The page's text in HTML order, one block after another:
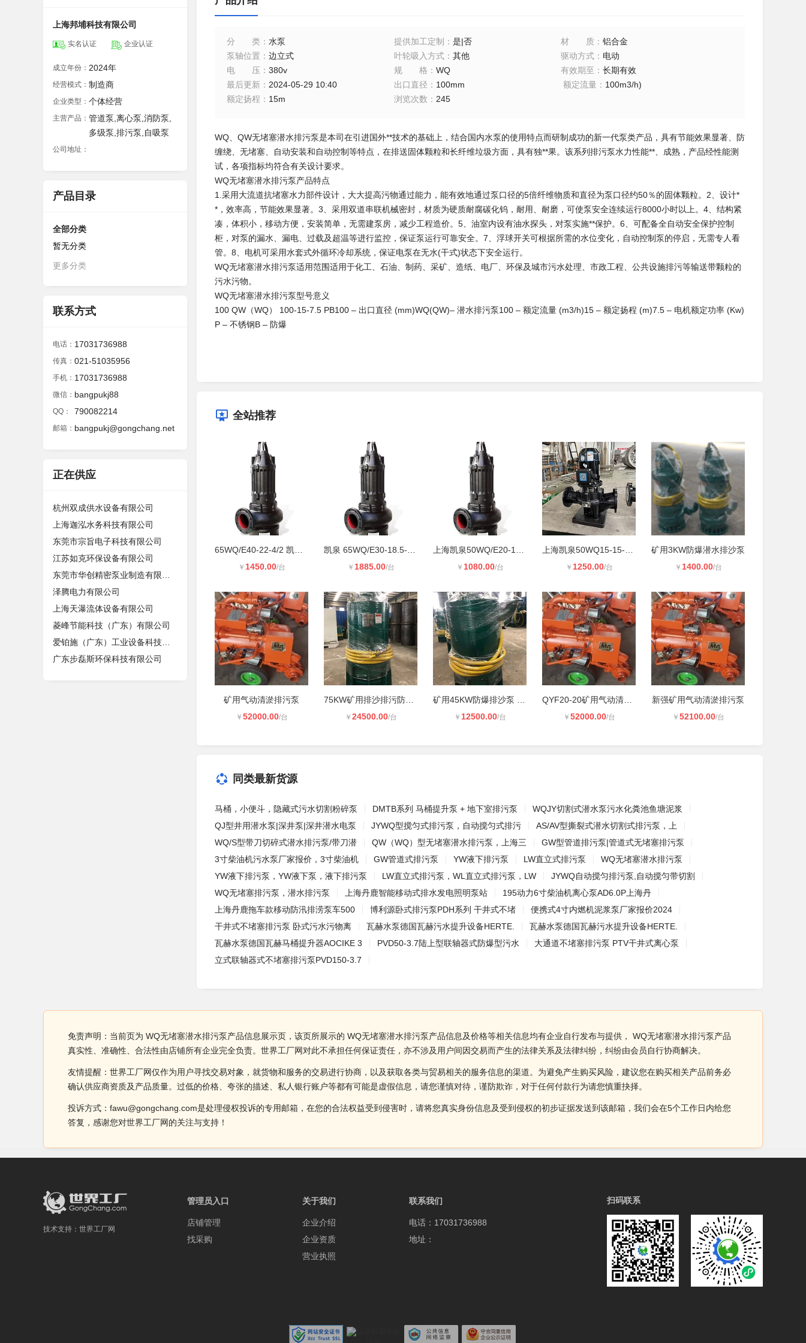
上海邦埔科技有限公司
实名认证 企业认证
成立年份： 2024年
经营模式： 制造商
企业类型： 个体经营
主营产品： 管道泵,离心泵,消防泵,
多级泵,排污泵,自吸泵
公司地址：
产品目录
全部分类
暂无分类
更多分类
联系方式
电话： 17031736988
传真： 021-51035956
手机： 17031736988
微信： bangpukj88
QQ： 790082214
邮箱： bangpukj@gongchang.net
正在供应
杭州双成供水设备有限公司
上海迦泓水务科技有限公司
东莞市宗旨电子科技有限公司
江苏如克环保设备有限公司
泽腾电力有限公司
上海天瀑流体设备有限公司
菱峰节能科技（广东）有限公司
广东步磊斯环保科技有限公司
分类 ： 水泵 提供加工定制 ： 是|否 材质 ：铝合金
泵轴位置 ： 边立式 叶轮吸入方式： 其他 驱动方式 ： 电动
电压 ： 380v 规格 ： WQ 有效期至 ：长期有效
最后更新 ： 2024-05-29 10:40 出口直径 ： 100mm 额定流量 ： 100m3/h)
额定扬程 ： 15m 浏览次数 ： 245
WQ、QW无堵塞潜水排污泵是本司在引进国外**技术的基础上，结合国内水泵的使用特点而研制成功的新一代泵类产品，具有节能效果显著、防
缠绕、无堵塞、自动安装和自动控制等特点，在排送固体颗粒和长纤维垃圾方面，具有独**果。该系列排污泵水力性能**、成熟，产品经性能测
试，各项指标均符合有关设计要求。
WQ无堵塞潜水排污泵产品特点
1.采用大流道抗堵塞水力部件设计，大大提高污物通过能力，能有效地通过泵口径的5倍纤维物质和直径为泵口径约50％的固体颗粒。2、设计*
*，效率高，节能效果显著。3、采用双道串联机械密封，材质为硬质耐腐碳化钨，耐用、耐磨，可使泵安全连续运行8000小时以上。4、结构紧
凑，体积小，移动方便，安装简单，无需建泵房，减少工程造价。5、油室内设有油水探头，对泵实施**保护。6、可配备全自动安全保护控制
柜，对泵的漏水、漏电、过载及超温等进行监控，保证泵运行可靠安全。7、浮球开关可根据所需的水位变化，自动控制泵的停启，无需专人看
管。8、电机可采用水套式外循环冷却系统，保证电泵在无水(干式)状态下安全运行。
WQ无堵塞潜水排污泵适用范围适用于化工、石油、制药、采矿、造纸、电厂、环保及城市污水处理、市政工程、公共设施排污等输送带颗粒的
污水污物。
WQ无堵塞潜水排污泵型号意义
100 QW（WQ） 100-15-7.5 PB100 – 出口直径 (mm)WQ(QW)– 潜水排污泵100 – 额定流量 (m3/h)15 – 额定扬程 (m)7.5 – 电机额定功率 (Kw)
P – 不锈钢B – 防爆
全站推荐
￥ 1450.00/台 ￥ 1885.00/台 ￥ 1080.00/台 ￥ 1250.00/台
矿用3KW防爆潜水排沙泵
￥ 1400.00/台
矿用气动清淤排污泵
￥ 52000.00/台 ￥ 24500.00/台 ￥ 12500.00/台 ￥ 52000.00/台
新强矿用气动清淤排污泵
￥ 52100.00/台
同类最新货源
马桶，小便斗，隐藏式污水切割粉碎泵 DMTB系列 马桶提升泵 + 地下室排污泵
WQJY切割式潜水泵污水化粪池鱼塘泥浆
QJ型井用潜水泵|深井泵|深井潜水电泵
JYWQ型搅匀式排污泵，自动搅匀式排污
AS/AV型撕裂式潜水切割式排污泵，上
WQ/S型带刀切碎式潜水排污泵/带刀潜
QW（WQ）型无堵塞潜水排污泵，上海三
GW型管道排污泵|管道式无堵塞排污泵
3寸柴油机污水泵厂家报价，3寸柴油机
GW管道式排污泵 YW液下排污泵 LW直立式排污泵
WQ无堵塞潜水排污泵
YW液下排污泵，YW液下泵，液下排污泵
LW直立式排污泵，WL直立式排污泵，LW
JYWQ自动搅匀排污泵,自动搅匀带切割
WQ无堵塞排污泵，潜水排污泵
上海丹鹿智能移动式排水发电照明泵站
195动力6寸柴油机离心泵AD6.0P上海丹
上海丹鹿拖车款移动防汛排涝泵车500
博利源卧式排污泵PDH系列 干井式不堵
便携式4寸内燃机泥浆泵厂家报价2024
干井式不堵塞排污泵 卧式污水污物离
瓦赫水泵德国瓦赫污水提升设备HERTE.
瓦赫水泵德国瓦赫污水提升设备HERTE.
瓦赫水泵德国瓦赫马桶提升器AOCIKE 3
PVD50-3.7陆上型联轴器式防爆型污水
大通道不堵塞排污泵 PTV干井式离心泵
立式联轴器式不堵塞排污泵PVD150-3.7
免责声明：当前页为 WQ无堵塞潜水排污泵产品信息展示页，该页所展示的 WQ无堵塞潜水排污泵产品信息及价格等相关信息均有企业自行发布与提供， WQ无堵塞潜水排污泵产品
真实性、准确性、合法性由店铺所有企业完全负责。世界工厂网对此不承担任何保证责任，亦不涉及用户间因交易而产生的法律关系及法律纠纷，纠纷由会员自行协商解决。
友情提醒：世界工厂网仅作为用户寻找交易对象，就货物和服务的交易进行协商，以及获取各类与贸易相关的服务信息的渠道。为避免产生购买风险，建议您在购买相关产品前务必
确认供应商资质及产品质量。过低的价格、夸张的描述、私人银行账户等都有可能是虚假信息，请您谨慎对待，谨防欺诈，对于任何付款行为请您慎重抉择。
投诉方式：fawu@gongchang.com是处理侵权投诉的专用邮箱，在您的合法权益受到侵害时，请将您真实身份信息及受到侵权的初步证据发送到该邮箱，我们会在5个工作日内给您
答复，感谢您对世界工厂网的关注与支持！
技术支持： 世界工厂网
管理员入口
店铺管理
找采购
关于我们
企业介绍
企业资质
营业执照
联系我们
电话：17031736988
地址：
扫码联系